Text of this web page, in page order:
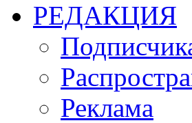
РЕДАКЦИЯ
Реклама